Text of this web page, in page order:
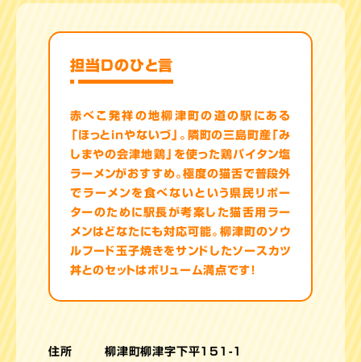
担当Dのひと言
赤べこ発祥の地柳津町の道の駅にある
「ほっとｉｎやないづ」。隣町の三島町産「み
しまやの会津地鶏」を使った鶏パイタン塩
ラーメンがおすすめ。極度の猫舌で普段外
でラーメンを食べないという県民リポー
ターのために駅長が考案した猫舌用ラー
メンはどなたにも対応可能。柳津町のソウ
ルフード玉子焼きをサンドしたソースカツ
丼とのセットはボリューム満点です！
住所 柳津町柳津字下平151-1